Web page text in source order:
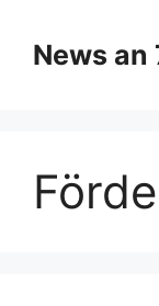
Inhalt
springen
News an